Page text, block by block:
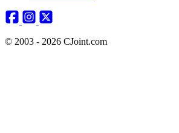
© 2003 - 2026 CJoint.com